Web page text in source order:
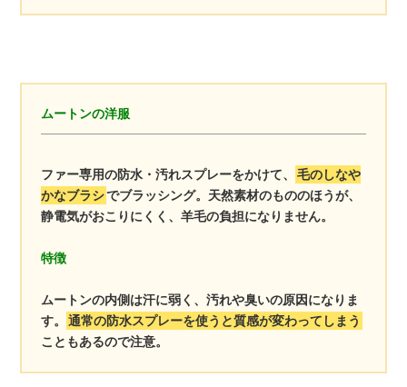
ムートンの洋服
ファー専用の防水・汚れスプレーをかけて、
毛のしなや
かなブラシでブラッシング。天然素材のもののほうが、
静電気がおこりにくく、羊毛の負担になりません。
特徴
ムートンの内側は汗に弱く、汚れや臭いの原因になりま
す。
通常の防水スプレーを使うと質感が変わってしまう
こともあるので注意。